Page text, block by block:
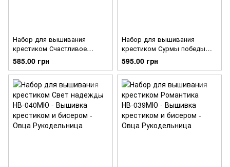
Набор для вышивания
крестиком Счастливое
детство НВ-042МЮ
585.00 грн
Набор для вышивания
крестиком Сурмы победы
НВ-041МЮ
595.00 грн